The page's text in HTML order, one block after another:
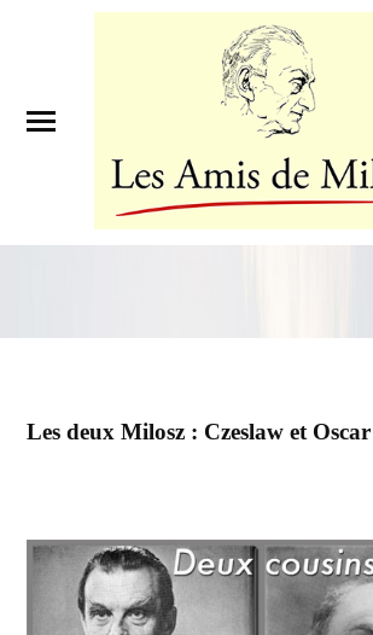
Les deux Milosz : Czeslaw et Oscar